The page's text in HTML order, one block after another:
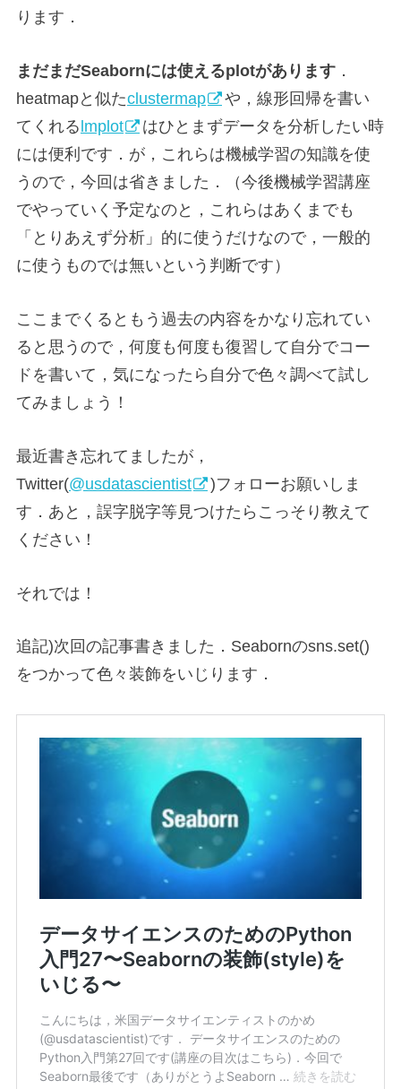
ります．
まだまだSeabornには使えるplotがあります ．
heatmapと似たclustermap
や，線形回帰を書い
てくれる lmplot
はひとまずデータを分析したい時
には便利です．が，これらは機械学習の知識を使
うので，今回は省きました．（今後機械学習講座
でやっていく予定なのと，これらはあくまでも
「とりあえず分析」的に使うだけなので，一般的
に使うものでは無いという判断です）
ここまでくるともう過去の内容をかなり忘れてい
ると思うので，何度も何度も復習して自分でコー
ドを書いて，気になったら自分で色々調べて試し
てみましょう！
最近書き忘れてましたが，
Twitter(@usdatascientist
)フォローお願いしま
す．あと，誤字脱字等見つけたらこっそり教えて
ください！
それでは！
追記)次回の記事書きました．Seabornのsns.set()
をつかって色々装飾をいじります．